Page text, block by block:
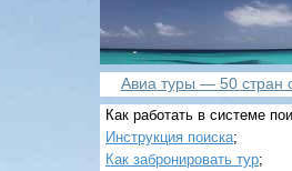
Авиа туры — 50 стран
Как работать в системе
Инструкция поиска;
Как забронировать тур;